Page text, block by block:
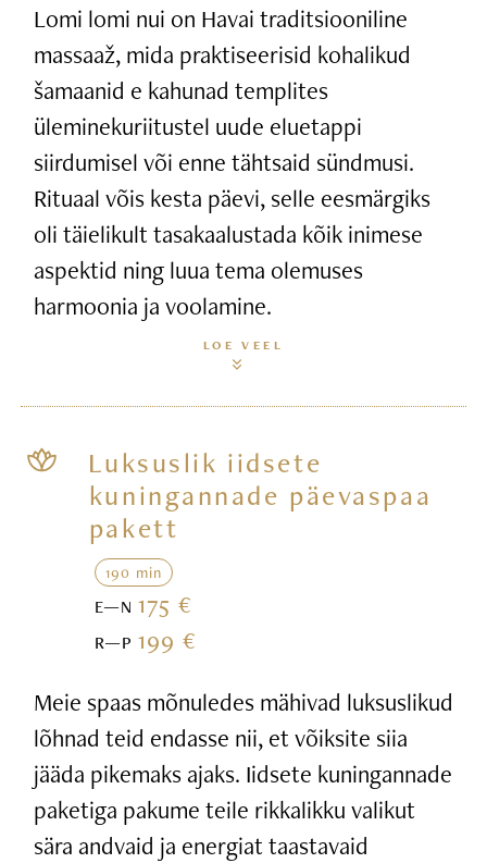
Lomi lomi nui on Havai traditsiooniline
massaaž, mida praktiseerisid kohalikud
šamaanid e kahunad templites
üleminekuriitustel uude eluetappi
siirdumisel või enne tähtsaid sündmusi.
Rituaal võis kesta päevi, selle eesmärgiks
oli täielikult tasakaalustada kõik inimese
aspektid ning luua tema olemuses
harmoonia ja voolamine.
LOE VEEL
Luksuslik iidsete
kuningannade päevaspaa
pakett
190 min
E—N175 €
R—P199 €
Meie spaas mõnuledes mähivad luksuslikud
lõhnad teid endasse nii, et võiksite siia
jääda pikemaks ajaks. Iidsete kuningannade
paketiga pakume teile rikkalikku valikut
sära andvaid ja energiat taastavaid